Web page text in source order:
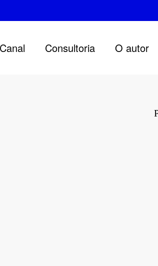
Canal Consultoria O autor